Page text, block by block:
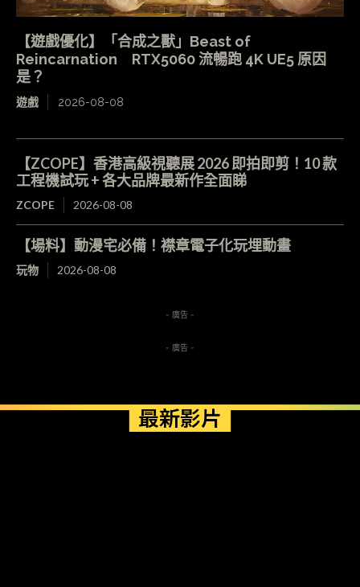
【遊戲優化】「合成之獸」Beast of
Reincarnation RTX5060 流暢跑 4K UE5 原因
是？
遊戲 2026-08-08
【ZCOPE】香港高級視聽展 2026 即拍即剪！10 款
工程機試玩 + 各大品牌最新作全面睇
ZCOPE 2026-08-08
【場料】動漫宅必備！襟章電子化玩埋動畫
玩物 2026-08-08
- 廣告 -
- 廣告 -
最新影片